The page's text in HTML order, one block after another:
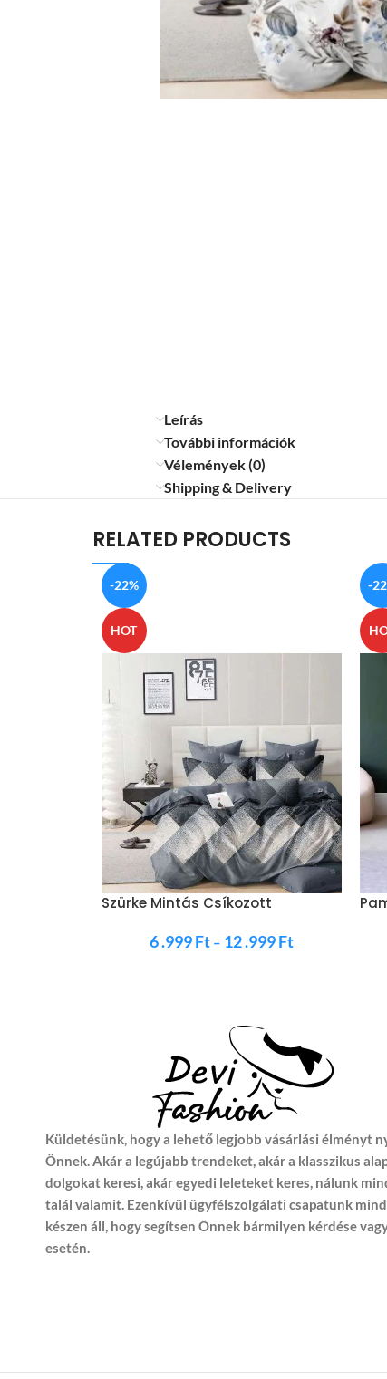
Leírás
További információk
Vélemények (0)
Shipping & Delivery
RELATED PRODUCTS
-22%
HOT
Szürke Mintás Csíkozott
6 .999Ft – 12 .999Ft
-
Küldetésünk, hogy a lehető legjobb vásárlási élményt
Önnek. Akár a legújabb trendeket, akár a klasszikus
dolgokat keresi, akár egyedi leleteket keres, nálunk
talál valamit. Ezenkívül ügyfélszolgálati csapatunk
készen áll, hogy segítsen Önnek bármilyen kérdése
esetén.